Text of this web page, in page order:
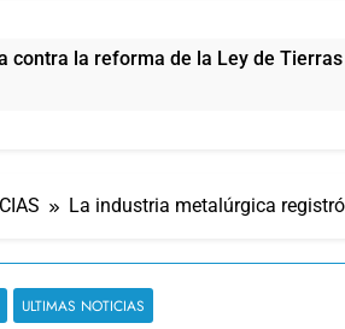
de la Ley de Tierras
La industria metalúrgica
ULTIMAS NOTICIAS